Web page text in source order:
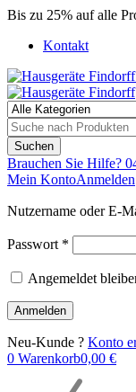
Bis zu 25% auf alle
Kontakt
Brauchen Sie Hilfe?
Mein KontoAnmelden
Nutzername oder E-
Passwort *
Angemeldet
Neu-Kunde ? Konto
0 Warenkorb0,00 €